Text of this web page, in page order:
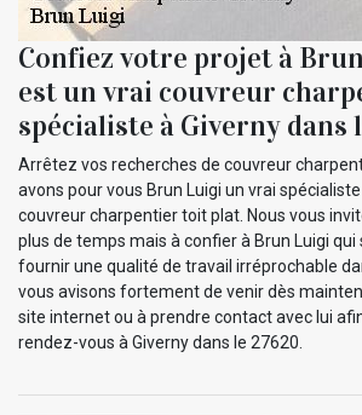
Confiez votre projet à
est un vrai couvreur
spécialiste à Giverny dans
Arrêtez vos recherches de couvreur
avons pour vous Brun Luigi un vrai
couvreur charpentier toit plat. Nous vous
plus de temps mais à confier à Brun Luigi qui
fournir une qualité de travail irréprochable
vous avisons fortement de venir dès
site internet ou à prendre contact avec lui
rendez-vous à Giverny dans le 27620.